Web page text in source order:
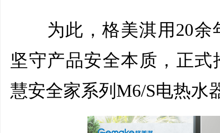
为此，格美淇用20余
坚守产品安全本质，正
慧安全家系列M6/S电热水